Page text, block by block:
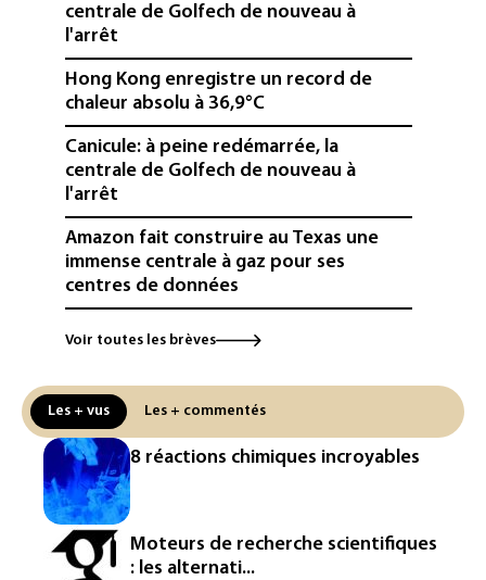
centrale de Golfech de nouveau à
l'arrêt
Hong Kong enregistre un record de
chaleur absolu à 36,9°C
Canicule: à peine redémarrée, la
centrale de Golfech de nouveau à
l'arrêt
Amazon fait construire au Texas une
immense centrale à gaz pour ses
centres de données
L'UE demande à Meta et TikTok de
renforcer la surveillance et la
Ceuta
L'Europe se prépare à une baisse de la
production d'électricité lors de l'éclipse
solaire
La métropole de Rouen porte plainte
contre BASF pour pollution aux PFAS
Voir toutes les brèves
Les + vus Les + commentés
8 réactions chimiques incroyables
Moteurs de recherche scientifiques
: les alternati...